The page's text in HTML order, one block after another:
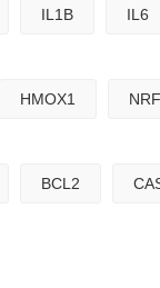
IL1B IL6
HMOX1
BCL2